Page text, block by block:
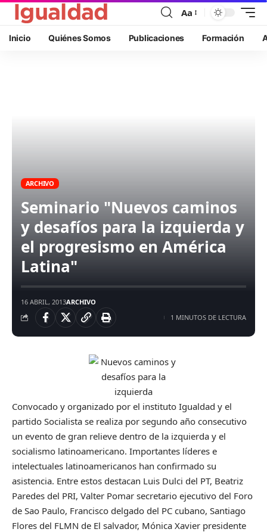
Aa
Inicio Quiénes Somos Publicaciones Formación
ARCHIVO
Seminario "Nuevos caminos
y desafíos para la izquierda y
el progresismo en América
Latina"
16 ABRIL, 2013ARCHIVO
1 MINUTOS DE LECTURA
Convocado y organizado por el instituto Igualdad y el
partido Socialista se realiza por segundo año consecutivo
un evento de gran relieve dentro de la izquierda y el
socialismo latinoamericano. Importantes líderes e
intelectuales latinoamericanos han confirmado su
asistencia. Entre estos destacan Luis Dulci del PT, Beatriz
Paredes del PRI, Valter Pomar secretario ejecutivo del Foro
de Sao Paulo, Francisco delgado del PC cubano, Santiago
Flores del FLMN de El salvador, Mónica Xavier presidente